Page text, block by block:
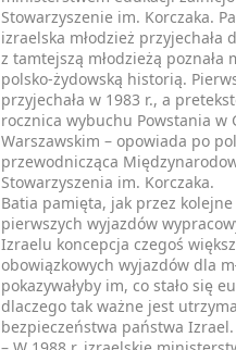
Stowarzyszenie im. Korczaka.
izraelska młodzież przyjechała
z tamtejszą młodzieżą poznała
polsko-żydowską historią.
przyjechała w 1983 r., a
rocznica wybuchu Powstania w
Warszawskim – opowiada po
przewodnicząca
Stowarzyszenia im. Korczaka.
Batia pamięta, jak przez
pierwszych wyjazdów
Izraelu koncepcja czegoś
obowiązkowych wyjazdów dla
pokazywałyby im, co stało się
dlaczego tak ważne jest
bezpieczeństwa państwa Izrael.